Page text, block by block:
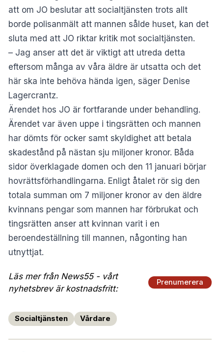
att om JO beslutar att socialtjänsten trots allt
borde polisanmält att mannen sålde huset, kan det
sluta med att JO riktar kritik mot socialtjänsten.
– Jag anser att det är viktigt att utreda detta
eftersom många av våra äldre är utsatta och det
här ska inte behöva hända igen, säger Denise
Lagercrantz.
Ärendet hos JO är fortfarande under behandling.
Ärendet var även uppe i tingsrätten och mannen
har dömts för ocker samt skyldighet att betala
skadestånd på nästan sju miljoner kronor. Båda
sidor överklagade domen och den 11 januari börjar
hovrättsförhandlingarna. Enligt åtalet rör sig den
totala summan om 7 miljoner kronor av den äldre
kvinnans pengar som mannen har förbrukat och
tingsrätten anser att kvinnan varit i en
beroendeställning till mannen, någonting han
utnyttjat.
Läs mer från News55 - vårt
nyhetsbrev är kostnadsfritt:
Prenumerera
Socialtjänsten Vårdare